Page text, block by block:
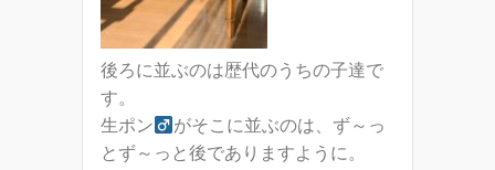
後ろに並ぶのは歴代のうちの子達で
す。
生ポン
がそこに並ぶのは、ず～っ
とず～っと後でありますように。